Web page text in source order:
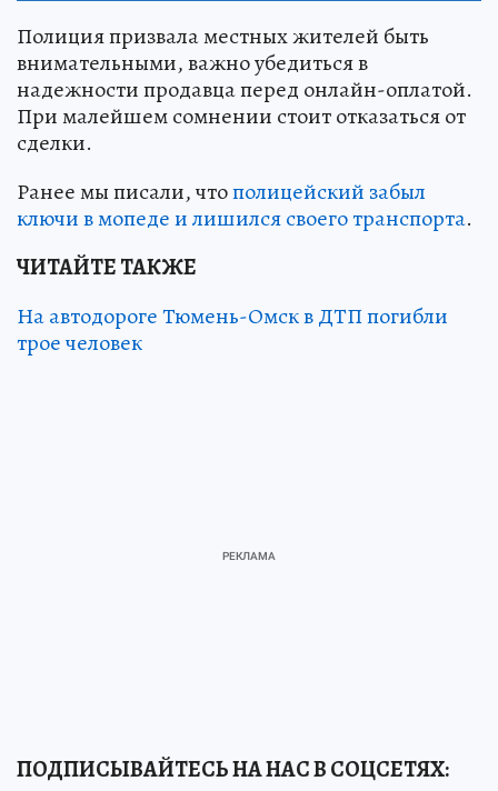
Полиция призвала местных жителей быть
внимательными, важно убедиться в
надежности продавца перед онлайн-оплатой.
При малейшем сомнении стоит отказаться от
сделки.
Ранее мы писали, чтополицейский забыл
ключи в мопеде и лишился своего транспорта.
ЧИТАЙТЕ ТАКЖЕ
На автодороге Тюмень-Омск в ДТП погибли
трое человек
ПОДПИСЫВАЙТЕСЬ НА НАС В СОЦСЕТЯХ: